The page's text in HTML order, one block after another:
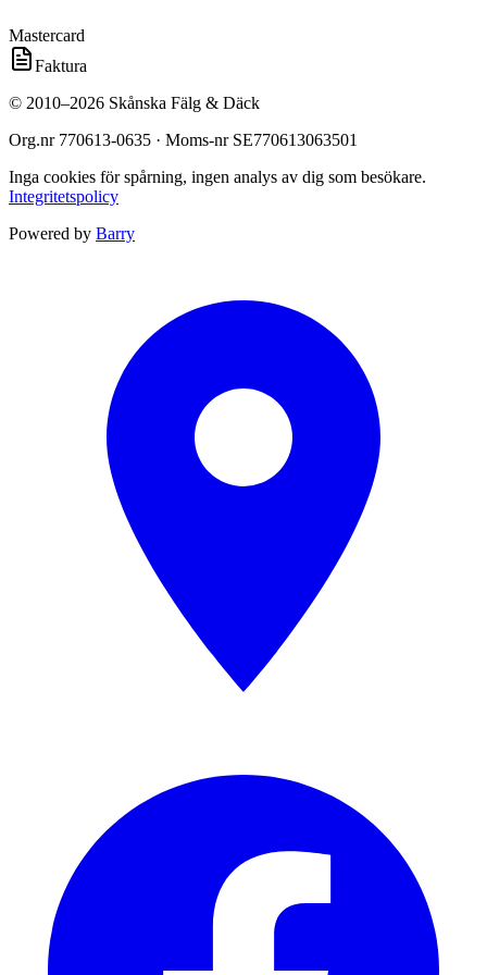
Mastercard
Faktura
© 2010–2026 Skånska Fälg & Däck
Org.nr 770613-0635 · Moms-nr SE770613063501
Inga cookies för spårning, ingen analys av dig som besökare.
Integritetspolicy
Powered by Barry